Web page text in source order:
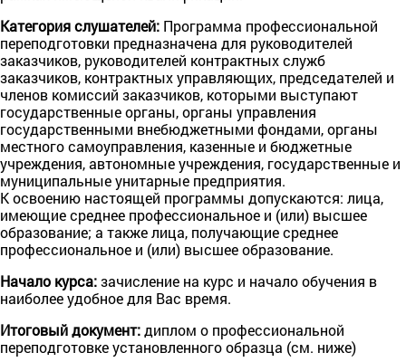
Категория слушателей: Программа профессиональной
переподготовки предназначена для руководителей
заказчиков, руководителей контрактных служб
заказчиков, контрактных управляющих, председателей и
членов комиссий заказчиков, которыми выступают
государственные органы, органы управления
государственными внебюджетными фондами, органы
местного самоуправления, казенные и бюджетные
учреждения, автономные учреждения, государственные и
муниципальные унитарные предприятия.
К освоению настоящей программы допускаются: лица,
имеющие среднее профессиональное и (или) высшее
образование; а также лица, получающие среднее
профессиональное и (или) высшее образование.
Начало курса:зачисление на курс и начало обучения в
наиболее удобное для Вас время.
Итогoвый документ:диплом o профессиональной
переподготовке установленного образца (см. ниже)